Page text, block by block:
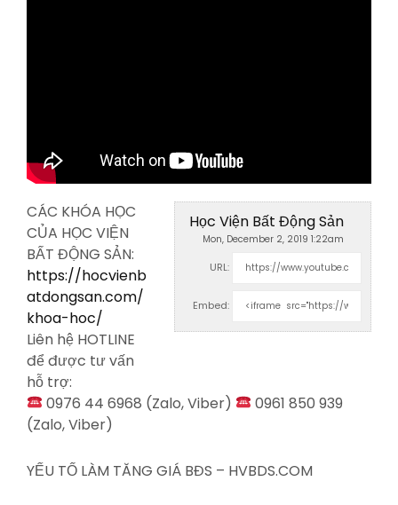
Học Viện Bất Động Sản
Mon, December 2, 2019 1:22am
URL:
Embed:
CÁC KHÓA HỌC
CỦA HỌC VIỆN
BẤT ĐỘNG SẢN:
https://hocvienb
atdongsan.com/
khoa-hoc/
Liên hệ HOTLINE
để được tư vấn
hỗ trợ:
0976 44 6968 (Zalo, Viber)
0961 850 939
(Zalo, Viber)
YẾU TỐ LÀM TĂNG GIÁ BĐS – HVBDS.COM